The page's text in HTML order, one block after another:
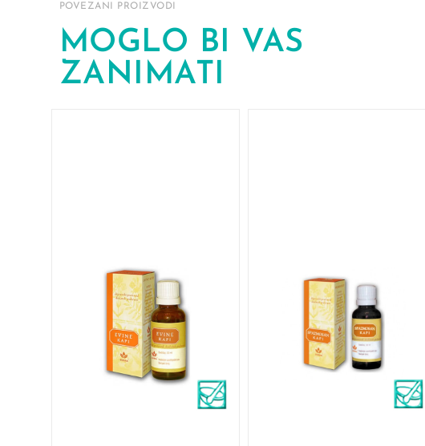
POVEZANI PROIZVODI
MOGLO BI VAS
ZANIMATI